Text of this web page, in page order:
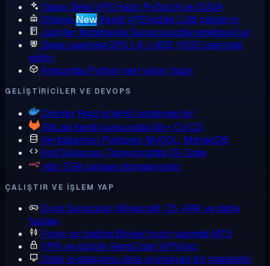
Yapay Zeka VPS Hazır PyTorch ve CUDA
Ollama New Kendi VPS'inizde LLM çalıştırın
Jupyter Notebooks Sunucunuzda notebook'lar
Deep Learning GPU L4, L40S, H100 üzerinde
eğitin
Anaconda Python veri yığını, hazır
GELIŞTIRICILER VE DEVOPS
Docker Root erişimli konteynerler
GitLab Kendi sunucunda Git + CI/CD
Veritabanları Postgres, MySQL, MongoDB
Kod Sunucusu Tarayıcınızda VS Code
n8n 7/24 çalışan otomasyonlar
ÇALIŞTIR VE IŞLEM YAP
Oyun Sunucuları Minecraft, CS, ARK ve daha
fazlası
Forex ve trading Broker'ınızın yanında MT5
VPN ve gizlilik Kendi özel VPN'iniz
Uzak iş istasyonu Asla uyumayan bir masaüstü